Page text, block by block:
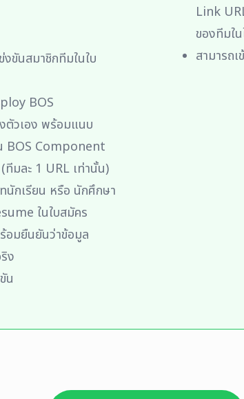
ขันสมาชิกทีมในใบ
BOS
วเอง พร้อมแนบ
BOS Component
มละ 1 URL เท่านั้น)
นักเรียน หรือ นักศึกษา
ในใบสมัคร
อมยืนยันว่าข้อมูล
ง
น
Link
ของทีมใ
สามารถ